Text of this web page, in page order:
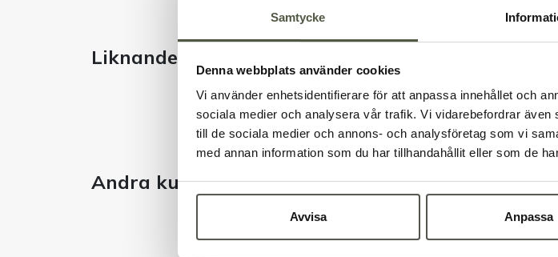
Samtycke
Denna webbplats använder cookies
Vi använder enhetsidentifierare för att anpassa innehållet och
sociala medier och analysera vår trafik. Vi vidarebefordrar
till de sociala medier och annons- och analysföretag som vi
med annan information som du har tillhandahållit eller som de
Avvisa Anpassa
Liknande produkter
Andra kunder tittade även på
Välkommen
Handlar du som företag
Fortsätt som privatperson